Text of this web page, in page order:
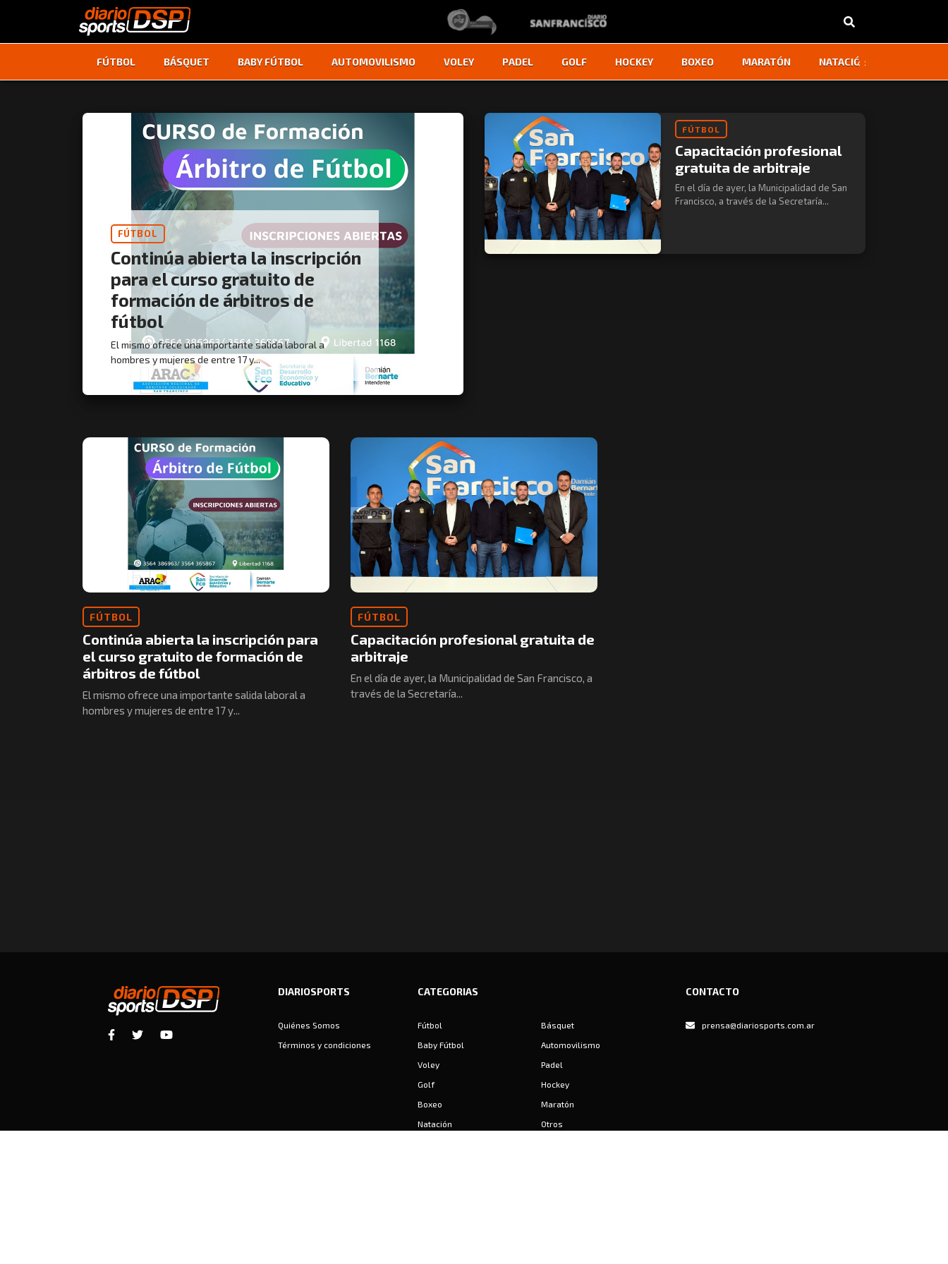
FÚTBOL BÁSQUET BABY FÚTBOL AUTOMOVILISMO VOLEY PADEL GOLF HOCKEY BOXEO MARATÓN NATACIÓN
‹ ›
FÚTBOL
Continúa abierta la inscripción
para el curso gratuito de
formación de árbitros de
fútbol
El mismo ofrece una importante salida laboral a
hombres y mujeres de entre 17 y...
FÚTBOL
Capacitación profesional
gratuita de arbitraje
En el día de ayer, la Municipalidad de San
Francisco, a través de la Secretaría...
FÚTBOL
Continúa abierta la inscripción para
el curso gratuito de formación de
árbitros de fútbol
El mismo ofrece una importante salida laboral a
hombres y mujeres de entre 17 y...
FÚTBOL
Capacitación profesional gratuita de
arbitraje
En el día de ayer, la Municipalidad de San Francisco, a
través de la Secretaría...
DIARIOSPORTS
Quiénes Somos
Términos y condiciones
CATEGORIAS
Fútbol
Básquet
Baby Fútbol
Automovilismo
Voley
Padel
Golf
Hockey
Boxeo
Maratón
Natación
Otros
CONTACTO
prensa@diariosports.com.ar